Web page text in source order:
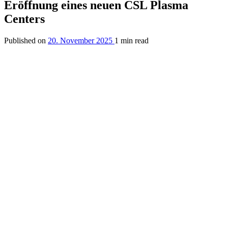
Eröffnung eines neuen CSL Plasma
Centers
Published on 20. November 2025 1 min read